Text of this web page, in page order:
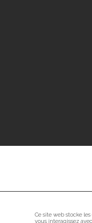
Ce site web stocke
vous interagissez